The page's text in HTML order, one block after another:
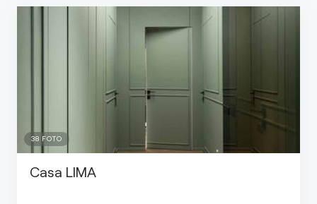
38 FOTO
Casa LIMA